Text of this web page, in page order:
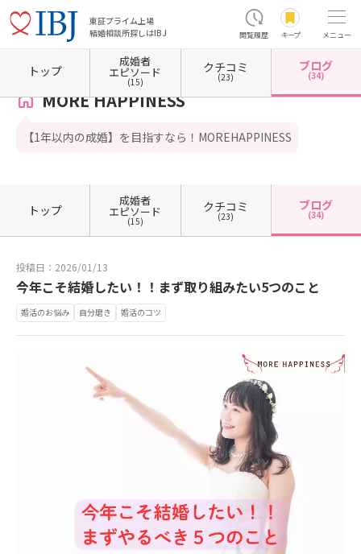
東証プライム上場
結婚相談所探しはIBJ
閲覧履歴 キープ メニュー
ホーム 愛知県の結婚相談所 愛知県名古屋市 愛知県名古屋市中区 MORE HAPPINESS
MORE HAPPINESS
【1年以内の成婚】を目指すなら！MOREHAPPINESS
トップ
成婚者
エピソード
(15)
クチコミ
(23)
ブログ
(34)
トップ
成婚者
エピソード
(15)
クチコミ
(23)
ブログ
(34)
投稿日：2026/01/13
今年こそ結婚したい！！まず取り組みたい5つのこと
婚活のお悩み 自分磨き 婚活のコツ